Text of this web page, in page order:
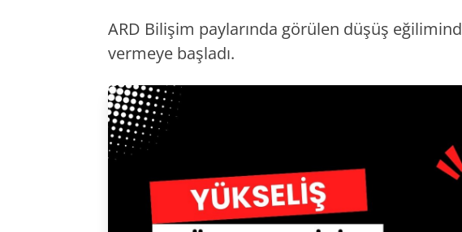
ARD Bilişim paylarında görülen düşüş
vermeye başladı.